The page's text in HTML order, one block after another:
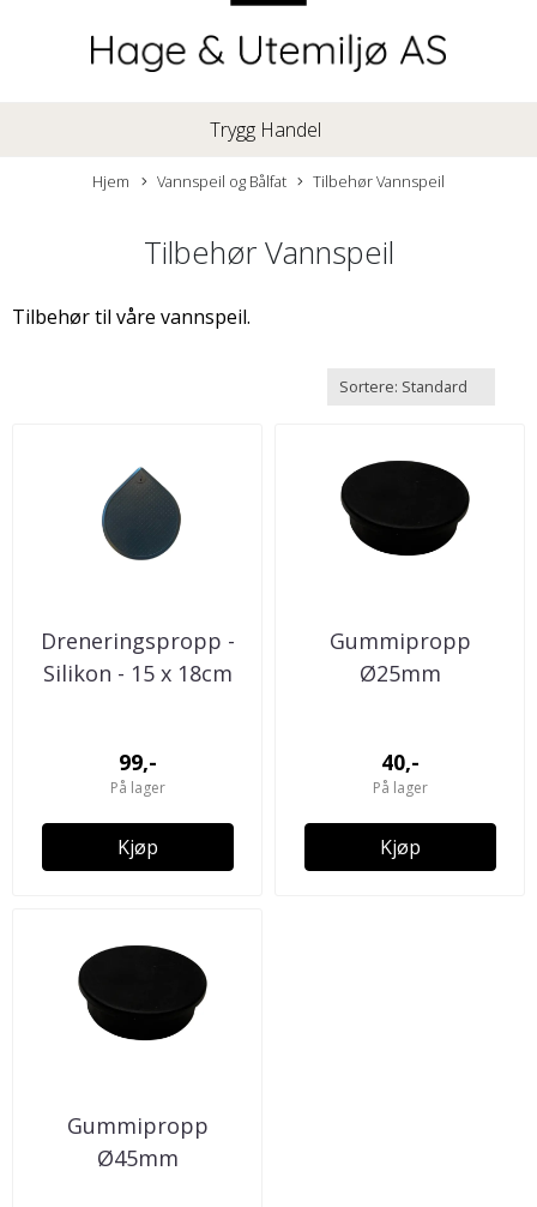
Trygg Handel
Hjem Vannspeil og Bålfat Tilbehør Vannspeil
Tilbehør Vannspeil
Tilbehør til våre vannspeil.
Dreneringspropp -
Silikon - 15 x 18cm
99,-
På lager
Kjøp
Gummipropp
Ø25mm
40,-
På lager
Kjøp
Gummipropp
Ø45mm